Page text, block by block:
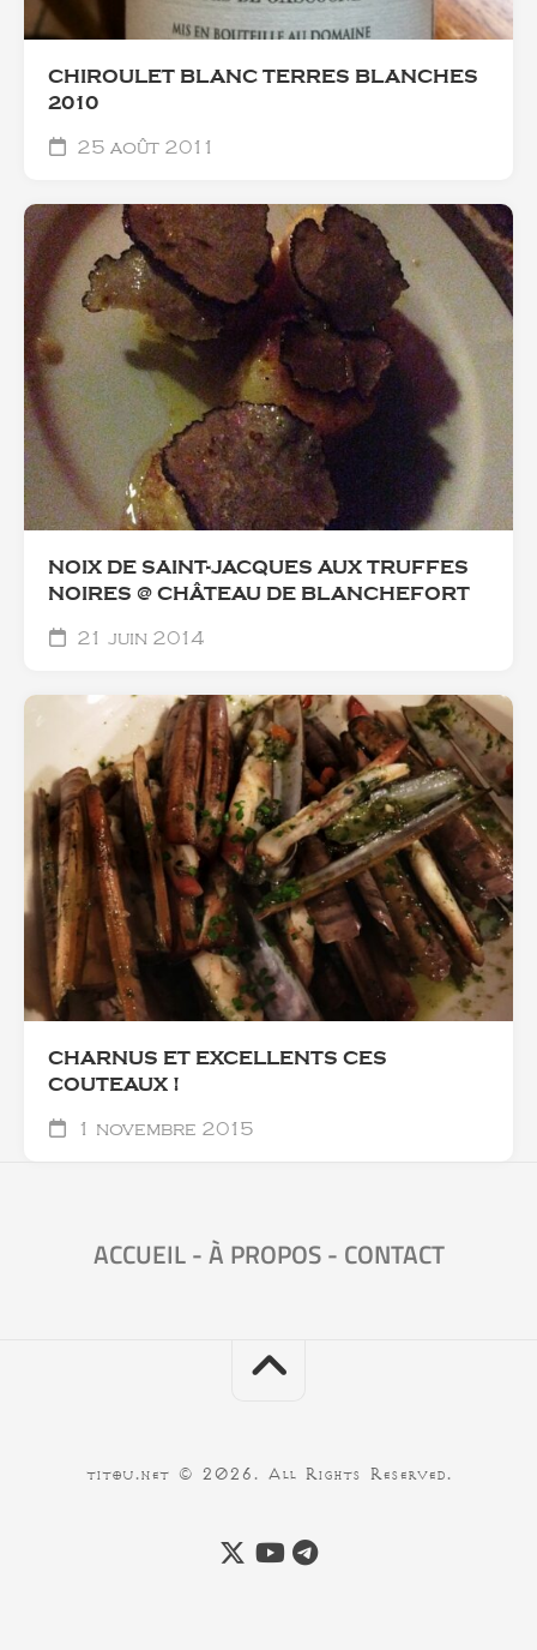
CHIROULET BLANC TERRES BLANCHES
2010
25 août 2011
NOIX DE SAINT-JACQUES AUX TRUFFES
NOIRES @ CHÂTEAU DE BLANCHEFORT
21 juin 2014
CHARNUS ET EXCELLENTS CES
COUTEAUX !
1 novembre 2015
ACCUEIL-À PROPOS- CONTACT
titou.net © 2026. All Rights Reserved.